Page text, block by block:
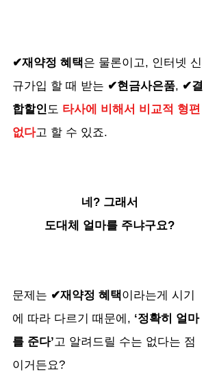
✔재약정 혜택은 물론이고, 인터넷 신
규가입 할 때 받는 ✔현금사은품, ✔결
합할인도 타사에 비해서 비교적 형편
없다고 할 수 있죠.
네? 그래서
도대체 얼마를 주냐구요?
문제는 ✔재약정 혜택이라는게 시기
에 따라 다르기 때문에, ‘정확히 얼마
를 준다’고 알려드릴 수는 없다는 점
이거든요?